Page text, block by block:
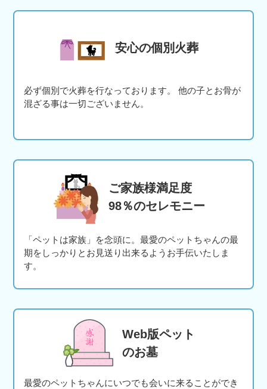
安心の個別火葬
必ず個別で火葬を行なっております。 他の子とお骨が
混ざる事は一切ございません。
ご家族様満足度
98％のセレモニー
「ペットは家族」を念頭に。最愛のペットちゃんの最
期をしっかりとお見送り出来るようお手伝いたしま
す。
Web版ペット
のお墓
最愛のペットちゃんにいつでも会いに来ることができ